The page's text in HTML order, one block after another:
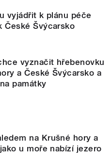
vyjádřit k plánu péče
České Švýcarsko
vyznačit hřebenovku
a České Švýcarsko a
památky
na Krušné hory a
u moře nabízí jezero